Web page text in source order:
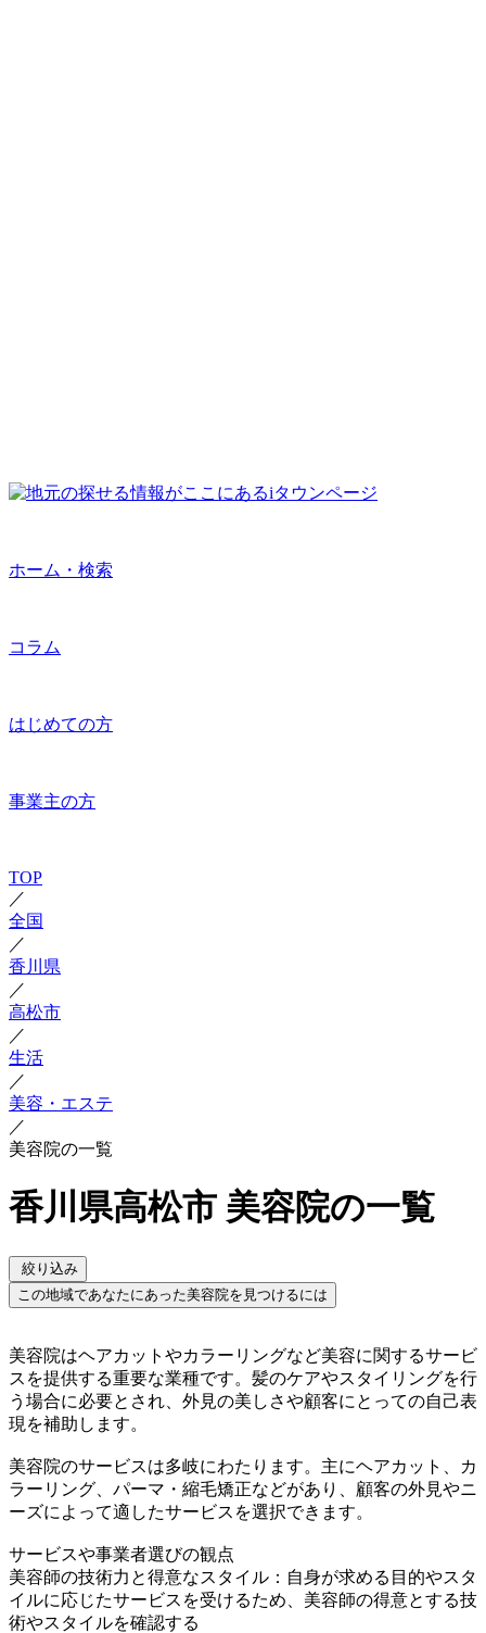
ホーム・検索
コラム
はじめての方
事業主の方
TOP
／
全国
／
香川県
／
高松市
／
生活
／
美容・エステ
／
美容院の一覧
香川県高松市 美容院の一覧
絞り込み
この地域であなたにあった美容院を見つけるには
美容院はヘアカットやカラーリングなど美容に関するサービ
スを提供する重要な業種です。髪のケアやスタイリングを行
う場合に必要とされ、外見の美しさや顧客にとっての自己表
現を補助します。
美容院のサービスは多岐にわたります。主にヘアカット、カ
ラーリング、パーマ・縮毛矯正などがあり、顧客の外見やニ
ーズによって適したサービスを選択できます。
サービスや事業者選びの観点
美容師の技術力と得意なスタイル：自身が求める目的やスタ
イルに応じたサービスを受けるため、美容師の得意とする技
術やスタイルを確認する